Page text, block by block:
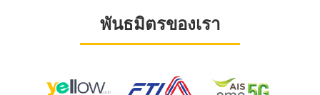
พันธมิตรของเรา